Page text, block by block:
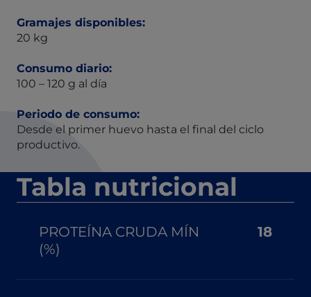
Gramajes disponibles:
20 kg
Consumo diario:
100 – 120 g al día
Periodo de consumo:
Desde el primer huevo hasta el final del ciclo
productivo.
Tabla nutricional
PROTEÍNA CRUDA MÍN
(%)
18